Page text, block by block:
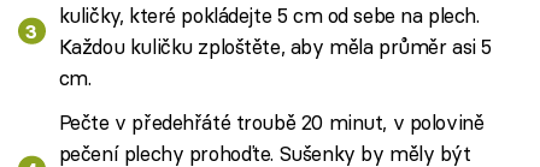
kuličky, které pokládejte 5 cm od sebe na plech.
Každou kuličku zploštěte, aby měla průměr asi 5
cm.
Pečte v předehřáté troubě 20 minut, v polovině
pečení plechy prohoďte. Sušenky by měly být